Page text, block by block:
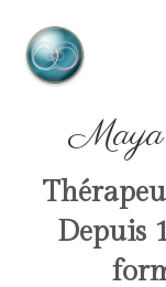
Depuis